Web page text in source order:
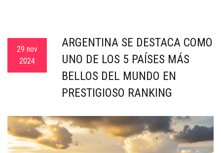
a
29 nov
2024
ARGENTINA SE DESTACA COMO
UNO DE LOS 5 PAÍSES MÁS
BELLOS DEL MUNDO EN
PRESTIGIOSO RANKING